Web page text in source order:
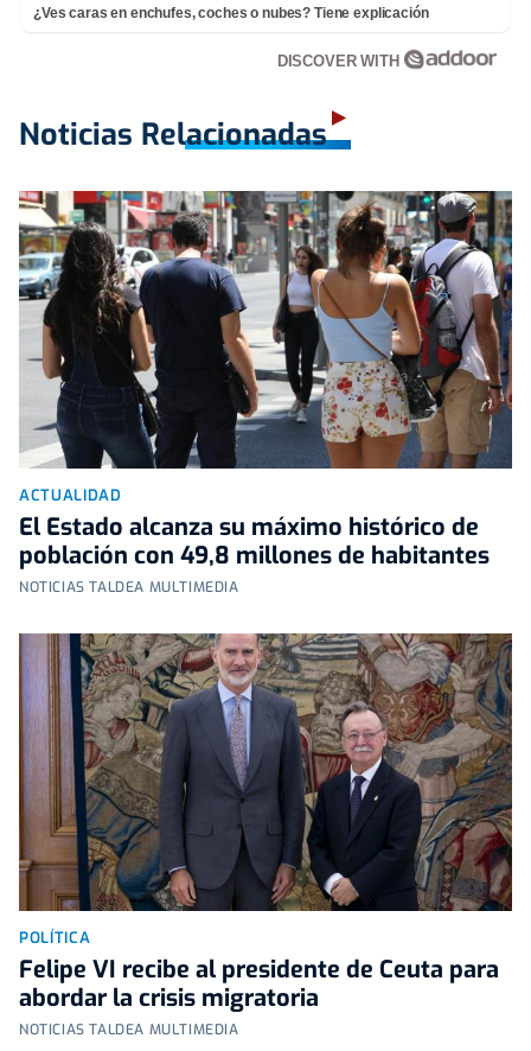
¿Ves caras en enchufes, coches o nubes? Tiene explicación
DISCOVER WITH
Noticias Relacionadas
ACTUALIDAD
El Estado alcanza su máximo histórico de
población con 49,8 millones de habitantes
NOTICIAS TALDEA MULTIMEDIA
POLÍTICA
Felipe VI recibe al presidente de Ceuta para
abordar la crisis migratoria
NOTICIAS TALDEA MULTIMEDIA